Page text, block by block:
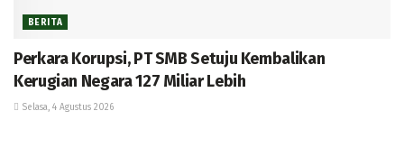
BERITA
Perkara Korupsi, PT SMB Setuju Kembalikan
Kerugian Negara 127 Miliar Lebih
Selasa, 4 Agustus 2026